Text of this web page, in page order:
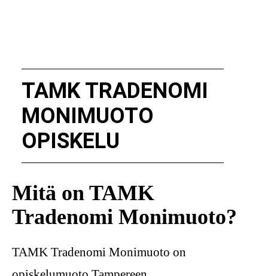
TAMK TRADENOMI
MONIMUOTO
OPISKELU
Mitä on TAMK
Tradenomi Monimuoto?
TAMK Tradenomi Monimuoto on